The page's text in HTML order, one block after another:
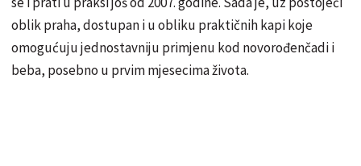
oblik praha, dostupan i u obliku praktičnih kapi koje
omogućuju jednostavniju primjenu kod novorođenčadi i
beba, posebno u prvim mjesecima života.